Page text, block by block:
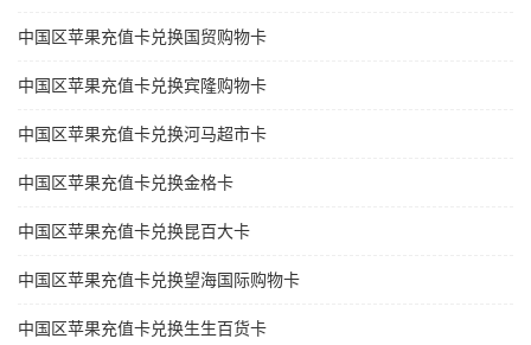
中国区苹果充值卡兑换国贸购物卡
中国区苹果充值卡兑换宾隆购物卡
中国区苹果充值卡兑换河马超市卡
中国区苹果充值卡兑换金格卡
中国区苹果充值卡兑换昆百大卡
中国区苹果充值卡兑换望海国际购物卡
中国区苹果充值卡兑换生生百货卡